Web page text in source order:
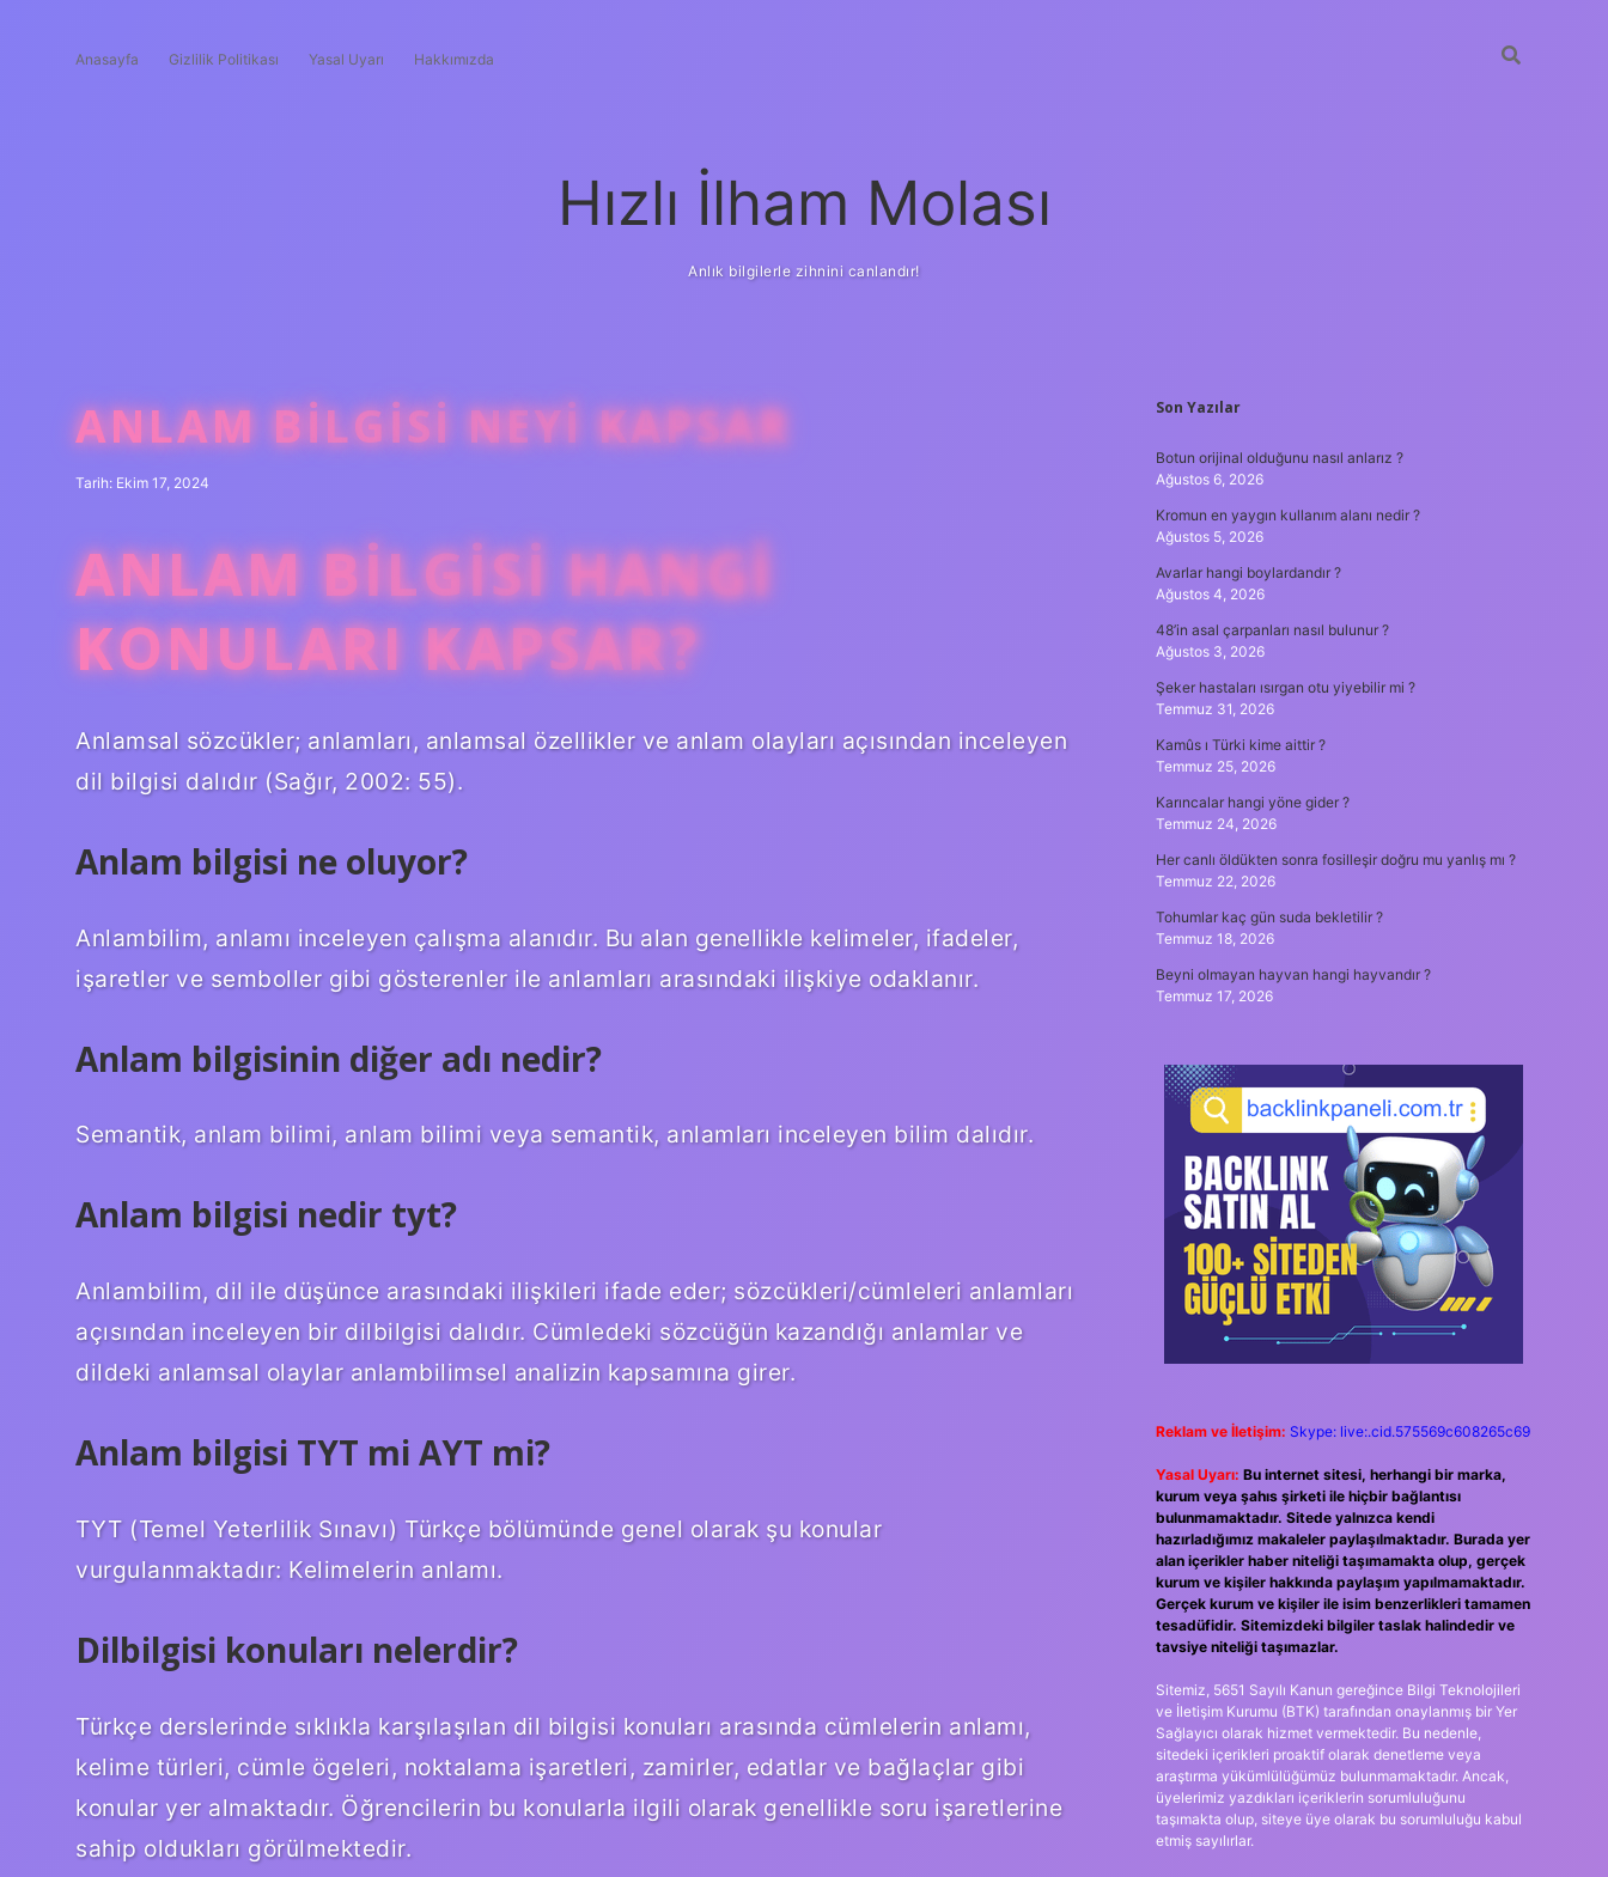
Anasayfa Gizlilik Politikası Yasal Uyarı Hakkımızda
Hızlı İlham Molası
Anlık bilgilerle zihnini canlandır!
ANLAM BILGISI NEYI KAPSAR
Tarih: Ekim 17, 2024
ANLAM BILGISI HANGI
KONULARI KAPSAR?
Anlamsal sözcükler; anlamları, anlamsal özellikler ve anlam olayları açısından inceleyen
dil bilgisi dalıdır (Sağır, 2002: 55).
Anlam bilgisi ne oluyor?
Anlambilim, anlamı inceleyen çalışma alanıdır. Bu alan genellikle kelimeler, ifadeler,
işaretler ve semboller gibi gösterenler ile anlamları arasındaki ilişkiye odaklanır.
Anlam bilgisinin diğer adı nedir?
Semantik, anlam bilimi, anlam bilimi veya semantik, anlamları inceleyen bilim dalıdır.
Anlam bilgisi nedir tyt?
Anlambilim, dil ile düşünce arasındaki ilişkileri ifade eder; sözcükleri/cümleleri anlamları
açısından inceleyen bir dilbilgisi dalıdır. Cümledeki sözcüğün kazandığı anlamlar ve
dildeki anlamsal olaylar anlambilimsel analizin kapsamına girer.
Anlam bilgisi TYT mi AYT mi?
TYT (Temel Yeterlilik Sınavı) Türkçe bölümünde genel olarak şu konular
vurgulanmaktadır: Kelimelerin anlamı.
Dilbilgisi konuları nelerdir?
Türkçe derslerinde sıklıkla karşılaşılan dil bilgisi konuları arasında cümlelerin anlamı,
kelime türleri, cümle ögeleri, noktalama işaretleri, zamirler, edatlar ve bağlaçlar gibi
konular yer almaktadır. Öğrencilerin bu konularla ilgili olarak genellikle soru işaretlerine
sahip oldukları görülmektedir.
SIDEBAR
Son Yazılar
Botun orijinal olduğunu nasıl anlarız ?
Ağustos 6, 2026
Kromun en yaygın kullanım alanı nedir ?
Ağustos 5, 2026
Avarlar hangi boylardandır ?
Ağustos 4, 2026
48’in asal çarpanları nasıl bulunur ?
Ağustos 3, 2026
Şeker hastaları ısırgan otu yiyebilir mi ?
Temmuz 31, 2026
Kamûs ı Türki kime aittir ?
Temmuz 25, 2026
Karıncalar hangi yöne gider ?
Temmuz 24, 2026
Her canlı öldükten sonra fosilleşir doğru mu yanlış mı ?
Temmuz 22, 2026
Tohumlar kaç gün suda bekletilir ?
Temmuz 18, 2026
Beyni olmayan hayvan hangi hayvandır ?
Temmuz 17, 2026
Reklam ve İletişim: Skype: live:.cid.575569c608265c69
Yasal Uyarı: Bu internet sitesi, herhangi bir marka,
kurum veya şahıs şirketi ile hiçbir bağlantısı
bulunmamaktadır. Sitede yalnızca kendi
hazırladığımız makaleler paylaşılmaktadır. Burada yer
alan içerikler haber niteliği taşımamakta olup, gerçek
kurum ve kişiler hakkında paylaşım yapılmamaktadır.
Gerçek kurum ve kişiler ile isim benzerlikleri tamamen
tesadüfidir. Sitemizdeki bilgiler taslak halindedir ve
tavsiye niteliği taşımazlar.
Sitemiz, 5651 Sayılı Kanun gereğince Bilgi Teknolojileri
ve İletişim Kurumu (BTK) tarafından onaylanmış bir Yer
Sağlayıcı olarak hizmet vermektedir. Bu nedenle,
sitedeki içerikleri proaktif olarak denetleme veya
araştırma yükümlülüğümüz bulunmamaktadır. Ancak,
üyelerimiz yazdıkları içeriklerin sorumluluğunu
taşımakta olup, siteye üye olarak bu sorumluluğu kabul
etmiş sayılırlar.